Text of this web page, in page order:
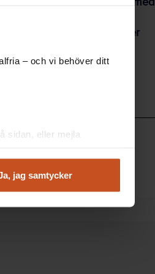
– och vi behöver ditt
sidan, eller mejla
jag samtycker
Många små rörelsepauser
Prehabguiden